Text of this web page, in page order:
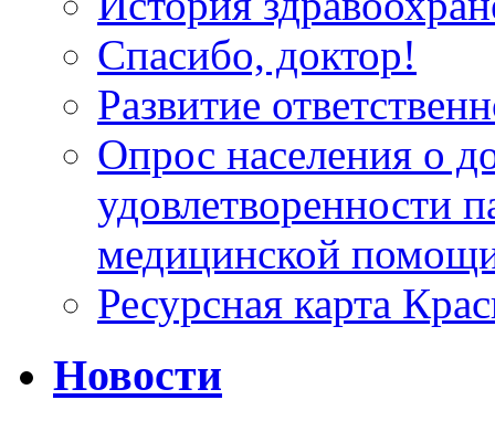
Спасибо, доктор!
Развитие
Опрос населения о
удовлетворенности
медицинской
Ресурсная карта
Новости